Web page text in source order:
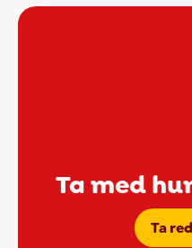
Ta med
Ta